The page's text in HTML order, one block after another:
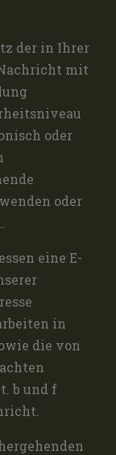
der in Ihrer
mit
oder
oder
eine E-
in
die von
b und f